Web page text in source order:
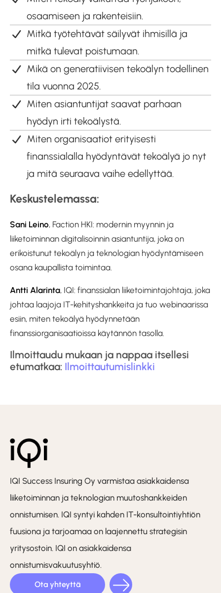
osaamiseen ja rakenteisiin.
Mitkä työtehtävät säilyvät ihmisillä ja
mitkä tulevat poistumaan.
Mikä on generatiivisen tekoälyn todellinen
tila vuonna 2025.
Miten asiantuntijat saavat parhaan
hyödyn irti tekoälystä.
Miten organisaatiot erityisesti
finanssialalla hyödyntävät tekoälyä jo nyt
ja mitä seuraava vaihe edellyttää.
Keskustelemassa:
Sani Leino, Faction HKI: modernin myynnin ja
liiketoiminnan digitalisoinnin asiantuntija, joka on
erikoistunut tekoälyn ja teknologian hyödyntämiseen
osana kaupallista toimintaa.
Antti Alarinta, IQI: finanssialan liiketoimintajohtaja, joka
johtaa laajoja IT-kehityshankkeita ja tuo webinaarissa
esiin, miten tekoälyä hyödynnetään
finanssiorganisaatioissa käytännön tasolla.
Ilmoittaudu mukaan ja nappaa itsellesi
etumatkaa: Ilmoittautumislinkki
IQI Success Insuring Oy varmistaa asiakkaidensa
liiketoiminnan ja teknologian muutoshankkeiden
onnistumisen. IQI syntyi kahden IT-konsultointiyhtiön
fuusiona ja tarjoamaa on laajennettu strategisin
yritysostoin. IQI on asiakkaidensa
onnistumisvakuutusyhtiö.
Ota yhteyttä